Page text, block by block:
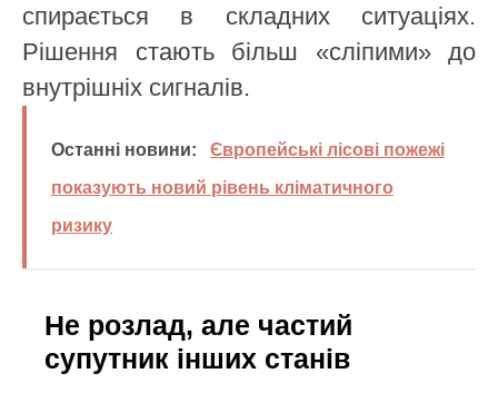
спирається в складних ситуаціях.
Рішення стають більш «сліпими» до
внутрішніх сигналів.
Останні новини:
Європейські лісові пожежі
показують новий рівень кліматичного
ризику
Не розлад, але частий
супутник інших станів